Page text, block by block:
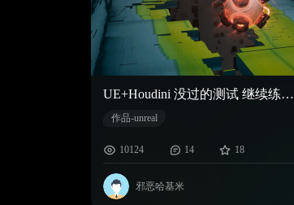
UE+Houdini 没过的测试 继续练习 阿巴阿巴
作品-unreal
10124 14 18
邪恶哈基米